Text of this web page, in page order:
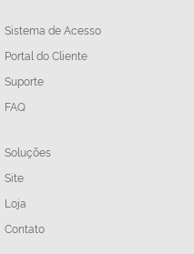
Sistema de Acesso
Portal do Cliente
Suporte
FAQ
Soluções
Site
Loja
Contato